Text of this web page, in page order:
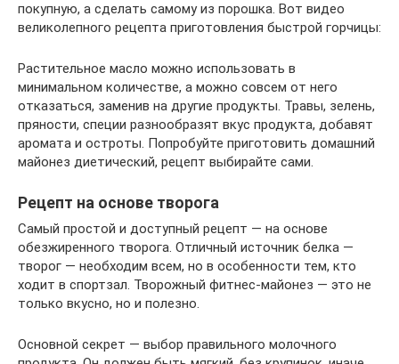
покупную, а сделать самому из порошка. Вот видео
великолепного рецепта приготовления быстрой горчицы:
Растительное масло можно использовать в
минимальном количестве, а можно совсем от него
отказаться, заменив на другие продукты. Травы, зелень,
пряности, специи разнообразят вкус продукта, добавят
аромата и остроты. Попробуйте приготовить домашний
майонез диетический, рецепт выбирайте сами.
Рецепт на основе творога
Самый простой и доступный рецепт — на основе
обезжиренного творога. Отличный источник белка —
творог — необходим всем, но в особенности тем, кто
ходит в спортзал. Творожный фитнес-майонез — это не
только вкусно, но и полезно.
Основной секрет — выбор правильного молочного